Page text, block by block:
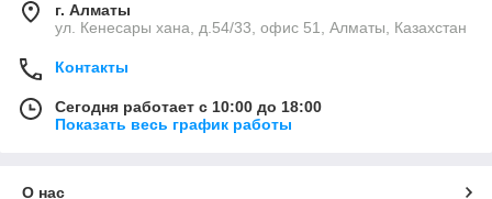
г. Алматы
ул. Кенесары хана, д.54/33, офис 51, Алматы, Казахстан
Контакты
Сегодня работает с 10:00 до 18:00
Показать весь график работы
О нас